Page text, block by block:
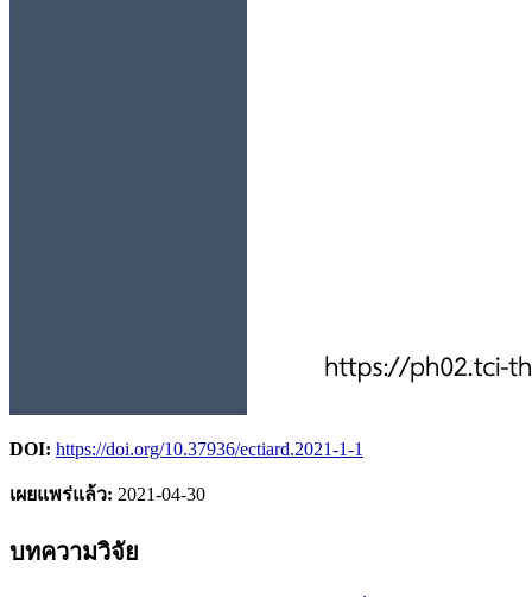
DOI: https://doi.org/10.37936/ectiard.2021-1-1
เผยแพร่แล้ว: 2021-04-30
บทความวิจัย